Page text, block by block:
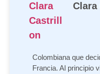
Colombiana que
Francia. Al principio